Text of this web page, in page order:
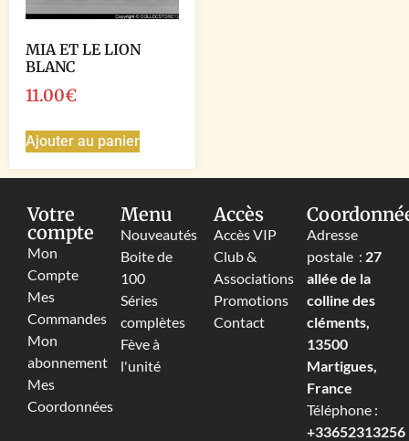
MIA ET LE LION
BLANC
11.00€
Ajouter au panier
Votre
compte
Mon
Compte
Mes
Commandes
Mon
abonnement
Mes
Coordonnées
Menu
Nouveautés
Boite de
100
Séries
complètes
Fève à
l'unité
Accès
Accès VIP
Club &
Associations
Promotions
Contact
Adresse
postale : 27
allée de la
colline des
cléments,
13500
Martigues,
France
Téléphone :
+33652313256‬